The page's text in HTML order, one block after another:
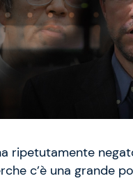
ripetutamente
c’è una grande